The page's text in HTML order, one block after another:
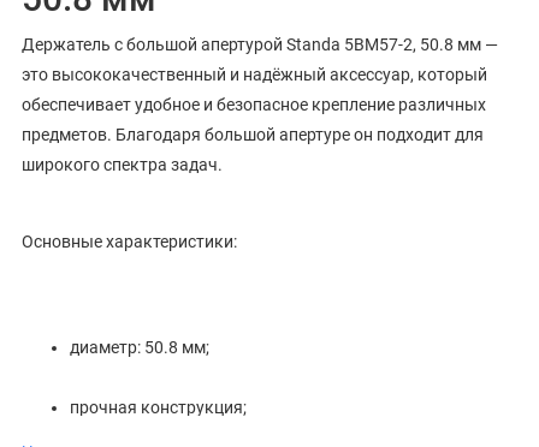
Держатель с большой апертурой Standa 5BM57-2, 50.8 мм —
это высококачественный и надёжный аксессуар, который
обеспечивает удобное и безопасное крепление различных
предметов. Благодаря большой апертуре он подходит для
широкого спектра задач.
Основные характеристики:
диаметр: 50.8 мм;
прочная конструкция;